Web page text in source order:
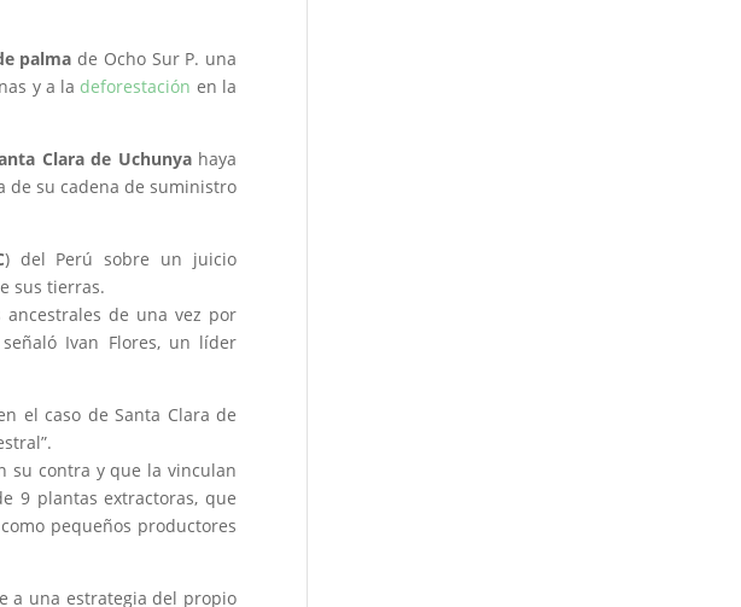
palmade Ocho Sur P. una
y a la deforestación en la
Clara de Uchunyahaya
de su cadena de suministro
) del Perú sobre un juicio
sus tierras.
de una vez por
Ivan Flores, un líder
el caso de Santa Clara de
su contra y que la vinculan
9 plantas extractoras, que
pequeños productores
a una estrategia del propio